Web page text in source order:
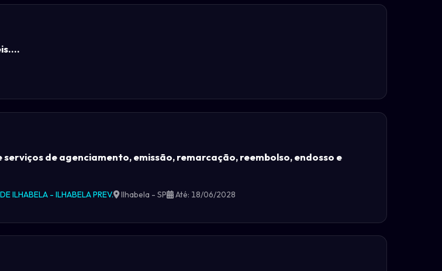
de agenciamento, emissão, remarcação, reembolso, endosso e
ILHABELA - ILHABELA PREV. Ilhabela - SP Até: 18/06/2028